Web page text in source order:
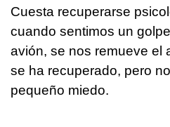
Cuesta recuperarse
cuando sentimos un
avión, se nos remueve el
se ha recuperado, pero
pequeño miedo.